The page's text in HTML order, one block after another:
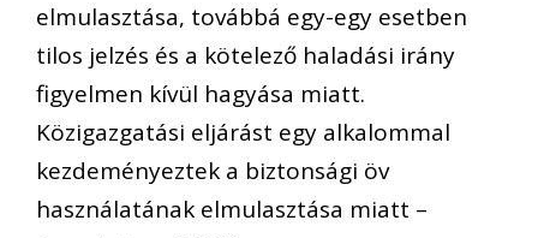
elmulasztása, továbbá egy-egy esetben
tilos jelzés és a kötelező haladási irány
figyelmen kívül hagyása miatt.
Közigazgatási eljárást egy alkalommal
kezdeményeztek a biztonsági öv
használatának elmulasztása miatt –